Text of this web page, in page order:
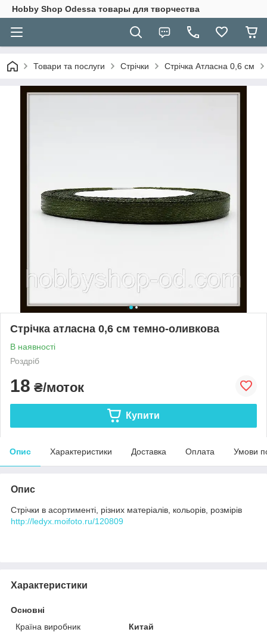
Hobbу Shop Odessa товары для творчества
Товари та послуги Стрічки Стрічка Атласна 0,6 см
Стрічка атласна 0,6 см темно-оливкова
В наявності
Роздріб
18 ₴/моток
Купити
Опис Характеристики Доставка Оплата Умови
Опис
Стрічки в асортименті, різних матеріалів, кольорів, розмірів
http://ledyx.moifoto.ru/120809
Характеристики
Основні
Країна виробник
Китай